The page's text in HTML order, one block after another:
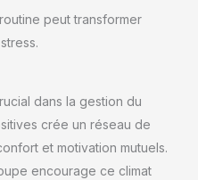
peut transformer
dans la gestion du
crée un réseau de
et motivation mutuels.
encourage ce climat